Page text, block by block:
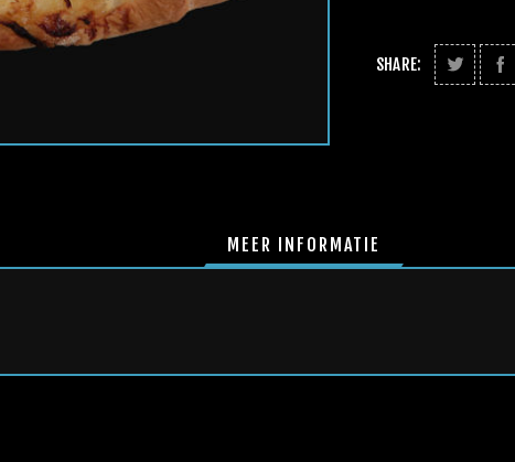
SHARE:
MEER INFORMATIE